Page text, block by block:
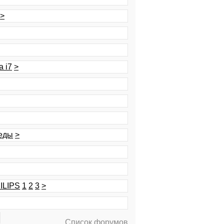
>
i7 >
>
1 2 3 >
Список форумов